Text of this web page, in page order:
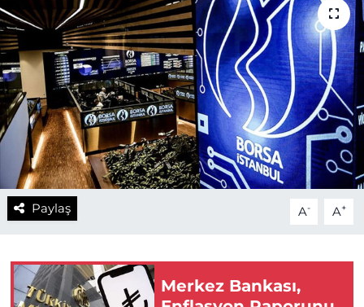
Paylaş A- A+
Merkez Bankası,